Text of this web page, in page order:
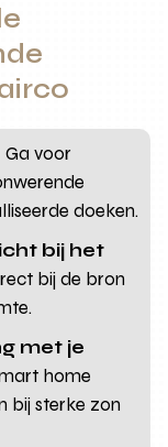
Ga voor
doeken.
bij het
bij de bron
met je
home
bij sterke zon